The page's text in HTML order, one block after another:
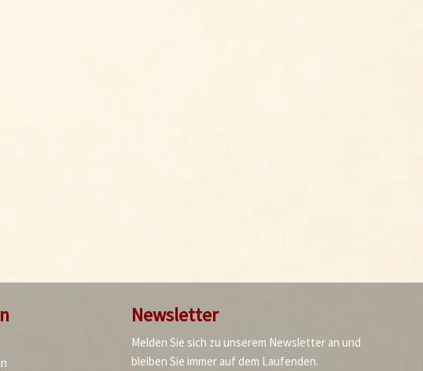
Newsletter
Melden Sie sich zu unserem Newsletter an und
bleiben Sie immer auf dem Laufenden.